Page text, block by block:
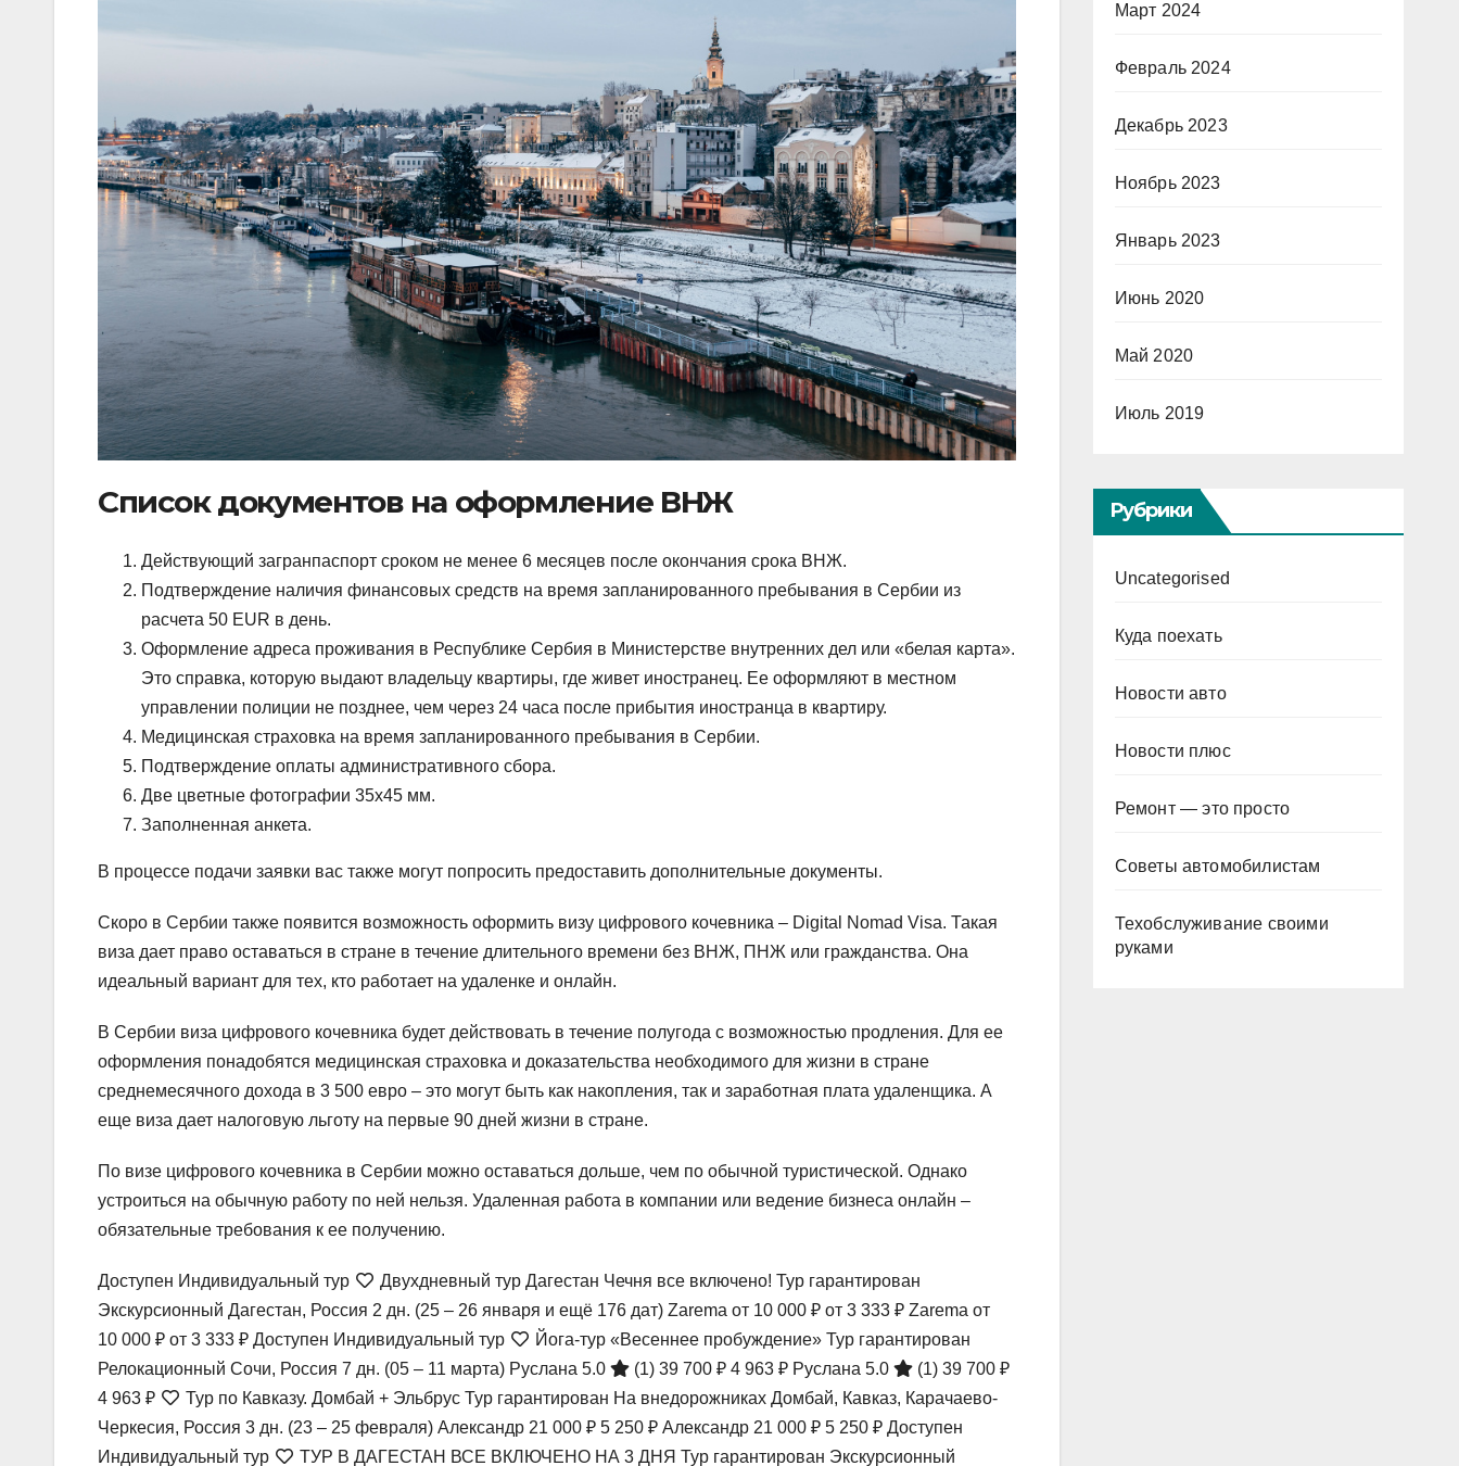
Список документов на оформление ВНЖ
Действующий загранпаспорт сроком не менее 6 месяцев после окончания срока ВНЖ.
Подтверждение наличия финансовых средств на время запланированного пребывания в Сербии из
расчета 50 EUR в день.
Оформление адреса проживания в Республике Сербия в Министерстве внутренних дел или «белая карта».
Это справка, которую выдают владельцу квартиры, где живет иностранец. Ее оформляют в местном
управлении полиции не позднее, чем через 24 часа после прибытия иностранца в квартиру.
Медицинская страховка на время запланированного пребывания в Сербии.
Подтверждение оплаты административного сбора.
Две цветные фотографии 35х45 мм.
Заполненная анкета.
В процессе подачи заявки вас также могут попросить предоставить дополнительные документы.
Скоро в Сербии также появится возможность оформить визу цифрового кочевника – Digital Nomad Visa. Такая
виза дает право оставаться в стране в течение длительного времени без ВНЖ, ПНЖ или гражданства. Она
идеальный вариант для тех, кто работает на удаленке и онлайн.
В Сербии виза цифрового кочевника будет действовать в течение полугода с возможностью продления. Для ее
оформления понадобятся медицинская страховка и доказательства необходимого для жизни в стране
среднемесячного дохода в 3 500 евро – это могут быть как накопления, так и заработная плата удаленщика. А
еще виза дает налоговую льготу на первые 90 дней жизни в стране.
По визе цифрового кочевника в Сербии можно оставаться дольше, чем по обычной туристической. Однако
устроиться на обычную работу по ней нельзя. Удаленная работа в компании или ведение бизнеса онлайн –
обязательные требования к ее получению.
Доступен Индивидуальный тур
Двухдневный тур Дагестан Чечня все включено! Тур гарантирован
Экскурсионный Дагестан, Россия 2 дн. (25 – 26 января и ещё 176 дат) Zarema от 10 000 ₽ от 3 333 ₽ Zarema от
10 000 ₽ от 3 333 ₽ Доступен Индивидуальный тур
Йога-тур «Весеннее пробуждение» Тур гарантирован
Релокационный Сочи, Россия 7 дн. (05 – 11 марта) Руслана 5.0 (1) 39 700 ₽ 4 963 ₽ Руслана 5.0 (1) 39 700 ₽
4 963 ₽
Тур по Кавказу. Домбай + Эльбрус Тур гарантирован На внедорожниках Домбай, Кавказ, Карачаево-
Черкесия, Россия 3 дн. (23 – 25 февраля) Александр 21 000 ₽ 5 250 ₽ Александр 21 000 ₽ 5 250 ₽ Доступен
Индивидуальный тур
ТУР В ДАГЕСТАН ВСЕ ВКЛЮЧЕНО НА 3 ДНЯ Тур гарантирован Экскурсионный
Март 2024
Февраль 2024
Декабрь 2023
Ноябрь 2023
Январь 2023
Июнь 2020
Май 2020
Июль 2019
Рубрики
Uncategorised
Куда поехать
Новости авто
Новости плюс
Ремонт — это просто
Советы автомобилистам
Техобслуживание своими
руками